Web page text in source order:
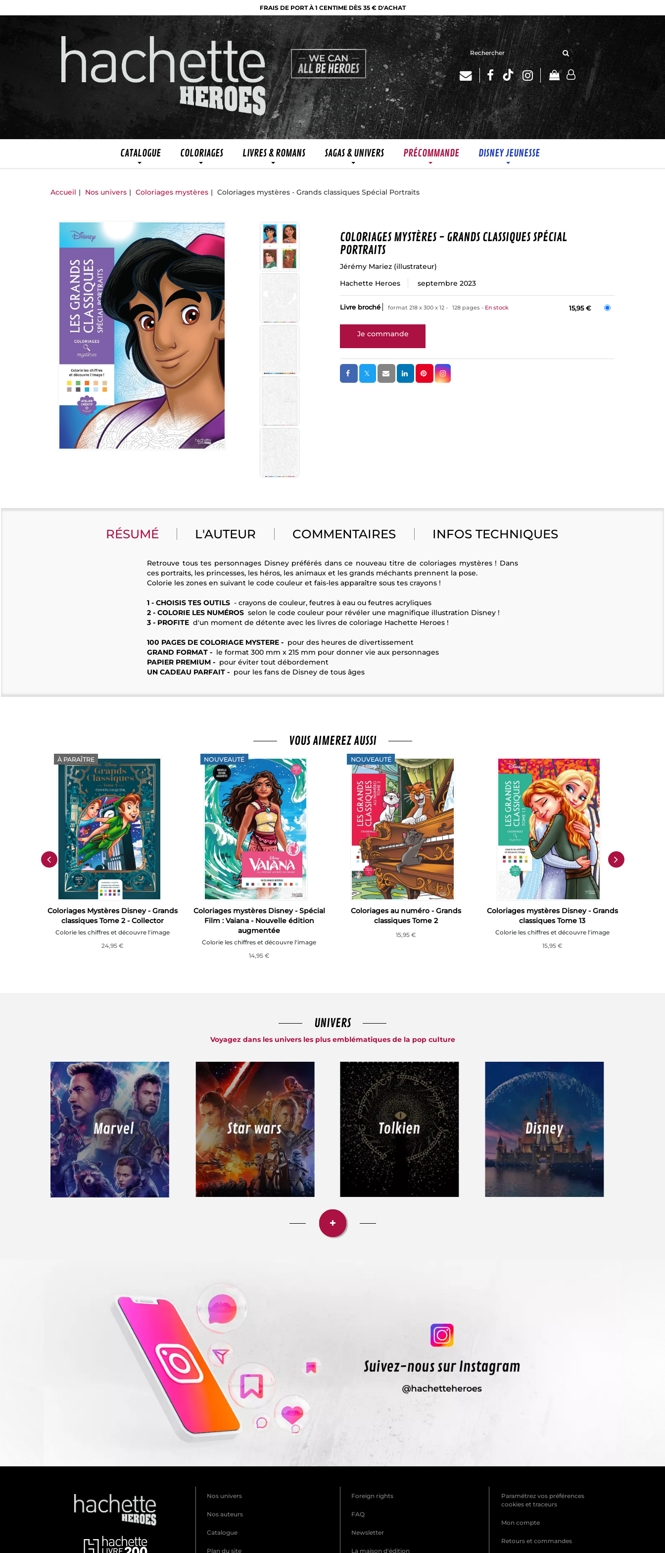
FRAIS DE PORT À 1 CENTIME DÈS 35 € D'ACHAT
Rechercher
site
CATALOGUE COLORIAGES LIVRES & ROMANS SAGAS & UNIVERS PRÉCOMMANDE DISNEY JEUNESSE
Accueil Nos univers Coloriages mystères Coloriages mystères - Grands classiques Spécial Portraits
COLORIAGES MYSTÈRES - GRANDS CLASSIQUES SPÉCIAL
PORTRAITS
Jérémy Mariez (illustrateur)
Hachette Heroes
septembre 2023
Livre broché format 218 x 300 x 12 128 pages En stock 15,95 €
RÉSUMÉ L'AUTEUR COMMENTAIRES INFOS TECHNIQUES
Retrouve tous tes personnages Disney préférés dans ce nouveau titre de coloriages mystères ! Dans
ces portraits, les princesses, les héros, les animaux et les grands méchants prennent la pose.
Colorie les zones en suivant le code couleur et fais-les apparaître sous tes crayons !
1 - CHOISIS TES OUTILS - crayons de couleur, feutres à eau ou feutres acryliques
2 - COLORIE LES NUMÉROS selon le code couleur pour révéler une magnifique illustration Disney !
3 - PROFITE d'un moment de détente avec les livres de coloriage Hachette Heroes !
100 PAGES DE COLORIAGE MYSTERE - pour des heures de divertissement
GRAND FORMAT - le format 300 mm x 215 mm pour donner vie aux personnages
PAPIER PREMIUM - pour éviter tout débordement
UN CADEAU PARFAIT - pour les fans de Disney de tous âges
VOUS AIMEREZ AUSSI
À PARAÎTRE
Coloriages Mystères Disney - Grands
classiques Tome 2 - Collector
Colorie les chiffres et découvre l'image
24,95 €
NOUVEAUTÉ
Coloriages mystères Disney - Spécial
Film : Vaiana - Nouvelle édition
augmentée
Colorie les chiffres et découvre l'image
14,95 €
NOUVEAUTÉ
Coloriages au numéro - Grands
classiques Tome 2
15,95 €
Coloriages mystères Disney - Grands
classiques Tome 13
Colorie les chiffres et découvre l'image
15,95 €
UNIVERS
Voyagez dans les univers les plus emblématiques de la pop culture
Nos univers
Nos auteurs
Catalogue
Plan du site
Foreign rights
FAQ
Newsletter
La maison d'édition
Paramétrez vos préférences
cookies et traceurs
Mon compte
Retours et commandes